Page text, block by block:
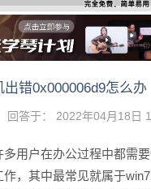
错0x000006d9怎么办
回答于： 2022年04月18日
多用户在办公过程中都需
，其中最常见就属于